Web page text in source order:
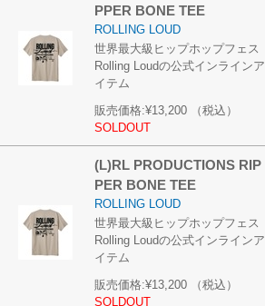
PPER BONE TEE
ROLLING LOUD
世界最大級ヒップホップフェス
Rolling Loudの公式インラインア
イテム
販売価格:¥13,200
（税込）
SOLDOUT
(L)RL PRODUCTIONS RIP
PER BONE TEE
ROLLING LOUD
世界最大級ヒップホップフェス
Rolling Loudの公式インラインア
イテム
販売価格:¥13,200
（税込）
SOLDOUT